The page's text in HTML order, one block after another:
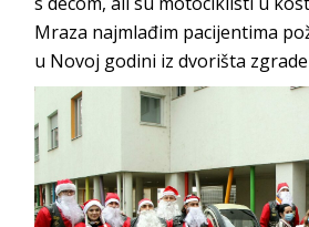
Mraza najmlađim pacijentima
u Novoj godini iz dvorišta